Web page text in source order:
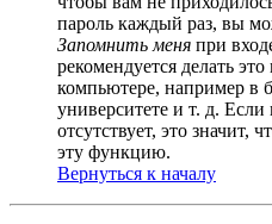
пароль каждый раз, вы
Запомнить меня при
рекомендуется делать
компьютере, например в
университете и т. д. Если
отсутствует, это значит,
эту функцию.
Вернуться к началу